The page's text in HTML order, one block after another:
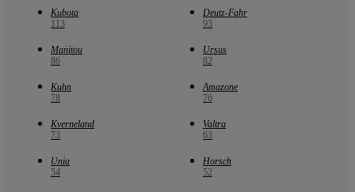
Kubota
113
Deutz-Fahr
93
Manitou
86
Ursus
82
Kuhn
78
Amazone
76
Kverneland
73
Valtra
63
Unia
54
Horsch
52